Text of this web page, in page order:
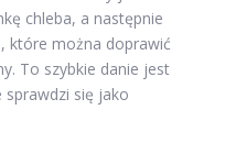
chleba, a następnie
które można doprawić
To szybkie danie jest
sprawdzi się jako